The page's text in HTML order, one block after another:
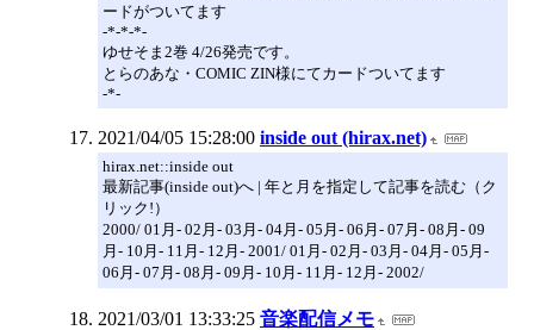
ードがついてます
-*-*-*-
ゆせそま2巻 4/26発売です。
とらのあな・COMIC ZIN様にてカードついてます
-*-
2021/04/05 15:28:00 inside out (hirax.net)
hirax.net::inside out
最新記事(inside out)へ | 年と月を指定して記事を読む（ク
リック!）
2000/ 01月- 02月- 03月- 04月- 05月- 06月- 07月- 08月- 09
月- 10月- 11月- 12月- 2001/ 01月- 02月- 03月- 04月- 05月-
06月- 07月- 08月- 09月- 10月- 11月- 12月- 2002/
2021/03/01 13:33:25 音楽配信メモ